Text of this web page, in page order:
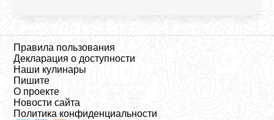
Правила пользования
Декларация о доступности
Наши кулинары
Пишите
О проекте
Новости сайта
Политика конфиденциальности